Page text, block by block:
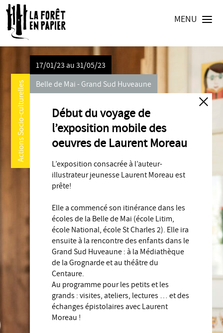
MENU
Actions Socio-culturelles
17/01/23 au 31/05/23
Belle de Mai - Grand Sud Huveaune
Début du voyage de
l’exposition mobile des
oeuvres de Laurent Moreau
L’exposition consacrée à l’auteur-
illustrateur jeunesse Laurent Moreau est
prête!
Elle a commencé son itinérance dans les
écoles de la Belle de Mai (école Litim,
école National, école St Charles 2). Elle ira
ensuite à la rencontre des enfants dans le
Grand Sud Huveaune : à la Médiathèque
de la Grognarde et au théâtre du
Centaure.
Au programme pour les petits et les
grands : visites, ateliers, lectures … et des
échanges épistolaires avec Laurent
Moreau !